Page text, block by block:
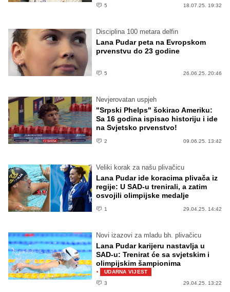
5
18.07.25. 19:32
Disciplina 100 metara delfin
Lana Pudar peta na Evropskom
prvenstvu do 23 godine
5 26.06.25. 20:46
Nevjerovatan uspjeh
"Srpski Phelps" šokirao Ameriku:
Sa 16 godina ispisao historiju i ide
na Svjetsko prvenstvo!
2 09.06.25. 13:42
Veliki korak za našu plivačicu
Lana Pudar ide koracima plivača iz
regije: U SAD-u trenirali, a zatim
osvojili olimpijske medalje
1 29.04.25. 14:42
Novi izazovi za mladu bh. plivačicu
Lana Pudar karijeru nastavlja u
SAD-u: Trenirat će sa svjetskim i
olimpijskim šampionima
·
UDARNA VIJEST
3
29.04.25. 13:22